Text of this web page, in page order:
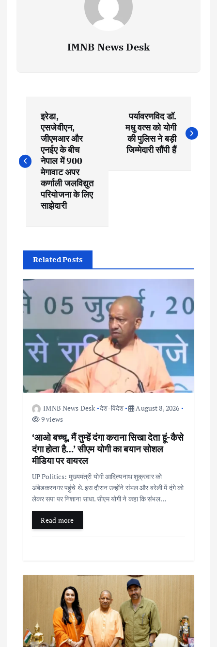
IMNB News Desk
s
v
g
a
o
इरेडा,
एसजेवीएन,
जीएमआर और
एनईए के बीच
नेपाल में 900
मेगावाट अपर
कर्णाली जलविद्युत
परियोजना के लिए
साझेदारी
पर्यावरणविद डॉ.
मधु वत्स को योगी
की पुलिस ने बड़ी
जिम्मेदारी सौंपी हैं
Related Posts
IMNB News Desk देश-विदेश
August 8, 2026
9 views
‘आओ बच्चू, मैं तुम्हें दंगा कराना सिखा देता हूं-कैसे
दंगा होता है…’ सीएम योगी का बयान सोशल
मीडिया पर वायरल
UP Politics: मुख्यमंत्री योगी आदित्यनाथ शुक्रवार को
अंबेडकरनगर पहुंचे थे. इस दौरान उन्होंने संभल और बरेली में दंगे को
लेकर सपा पर निशाना साधा. सीएम योगी ने कहा कि संभल…
Read more